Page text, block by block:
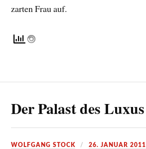
zarten Frau auf.
Der Palast des Luxus
WOLFGANG STOCK 26. JANUAR 2011